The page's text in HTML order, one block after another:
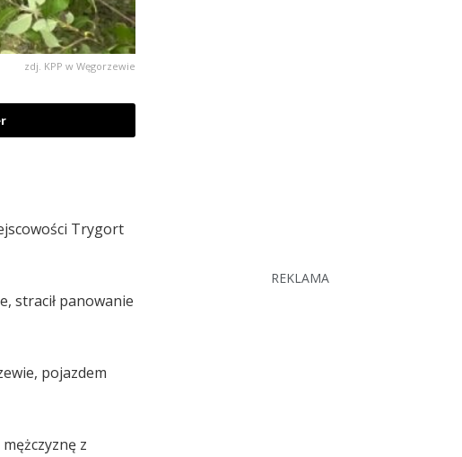
zdj. KPP w Węgorzewie
Trygort
stracił panowanie
pojazdem
z
REKLAMA